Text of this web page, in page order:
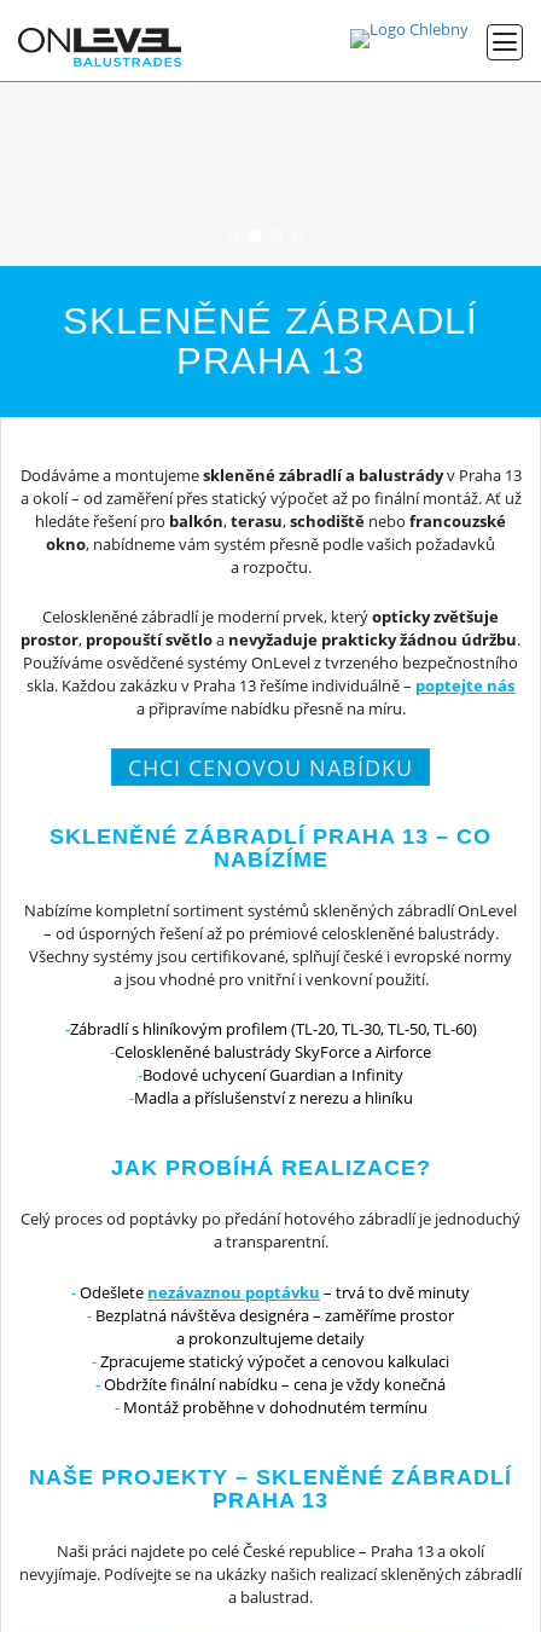
SKLENĚNÉ ZÁBRADLÍ
PRAHA 13
Dodáváme a montujemeskleněné zábradlí a balustrádyv Praha 13
a okolí – od zaměření přes statický výpočet až po finální montáž. Ať už
hledáte řešení pro balkón,terasu,schodiště nebo francouzské
okno, nabídneme vám systém přesně podle vašich požadavků
a rozpočtu.
Celoskleněné zábradlí je moderní prvek, kterýopticky zvětšuje
prostor, propouští světloa nevyžaduje prakticky žádnou údržbu.
Používáme osvědčené systémy OnLevel z tvrzeného bezpečnostního
skla. Každou zakázku v Praha 13 řešíme individuálně – poptejte nás
a připravíme nabídku přesně na míru.
CHCI CENOVOU NABÍDKU
SKLENĚNÉ ZÁBRADLÍ PRAHA 13 – CO
NABÍZÍME
Nabízíme kompletní sortiment systémů skleněných zábradlí OnLevel
– od úsporných řešení až po prémiové celoskleněné balustrády.
Všechny systémy jsou certifikované, splňují české i evropské normy
a jsou vhodné pro vnitřní i venkovní použití.
Zábradlí s hliníkovým profilem (TL-20, TL-30, TL-50, TL-60)
Celoskleněné balustrády SkyForce a Airforce
Bodové uchycení Guardian a Infinity
Madla a příslušenství z nerezu a hliníku
JAK PROBÍHÁ REALIZACE?
Celý proces od poptávky po předání hotového zábradlí je jednoduchý
a transparentní.
Odešlete nezávaznou poptávku – trvá to dvě minuty
Bezplatná návštěva designéra – zaměříme prostor
a prokonzultujeme detaily
Zpracujeme statický výpočet a cenovou kalkulaci
Obdržíte finální nabídku – cena je vždy konečná
Montáž proběhne v dohodnutém termínu
NAŠE PROJEKTY – SKLENĚNÉ ZÁBRADLÍ
PRAHA 13
Naši práci najdete po celé České republice – Praha 13 a okolí
nevyjímaje. Podívejte se na ukázky našich realizací skleněných zábradlí
a balustrad.